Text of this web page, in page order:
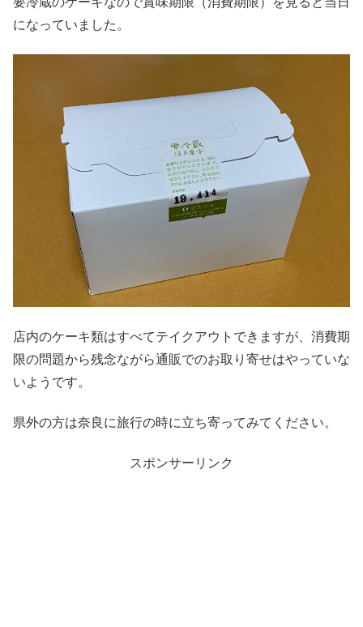
になっていました。
店内のケーキ類はすべてテイクアウトできますが、消費期
限の問題から残念ながら通販でのお取り寄せはやっていな
いようです。
県外の方は奈良に旅行の時に立ち寄ってみてください。
スポンサーリンク